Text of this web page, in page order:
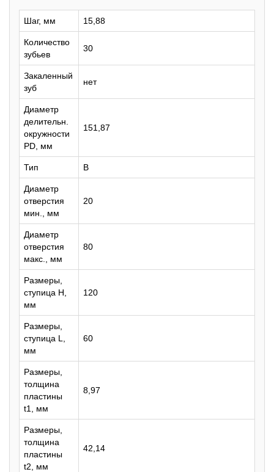
Шаг, мм 15,88
Количество
зубьев
30
Закаленный
зуб
нет
Диаметр
делительн.
окружности
PD, мм
151,87
Тип B
Диаметр
отверстия
мин., мм
20
Диаметр
отверстия
макс., мм
80
Размеры,
ступица H,
мм
120
Размеры,
ступица L,
мм
60
Размеры,
толщина
пластины
t1, мм
8,97
Размеры,
толщина
пластины
t2, мм
42,14